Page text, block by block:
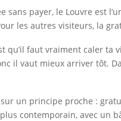
sans payer, le Louvre est
les autres visiteurs, la
qu’il faut vraiment caler
il vaut mieux arriver tôt.
un principe proche :
contemporain, avec un